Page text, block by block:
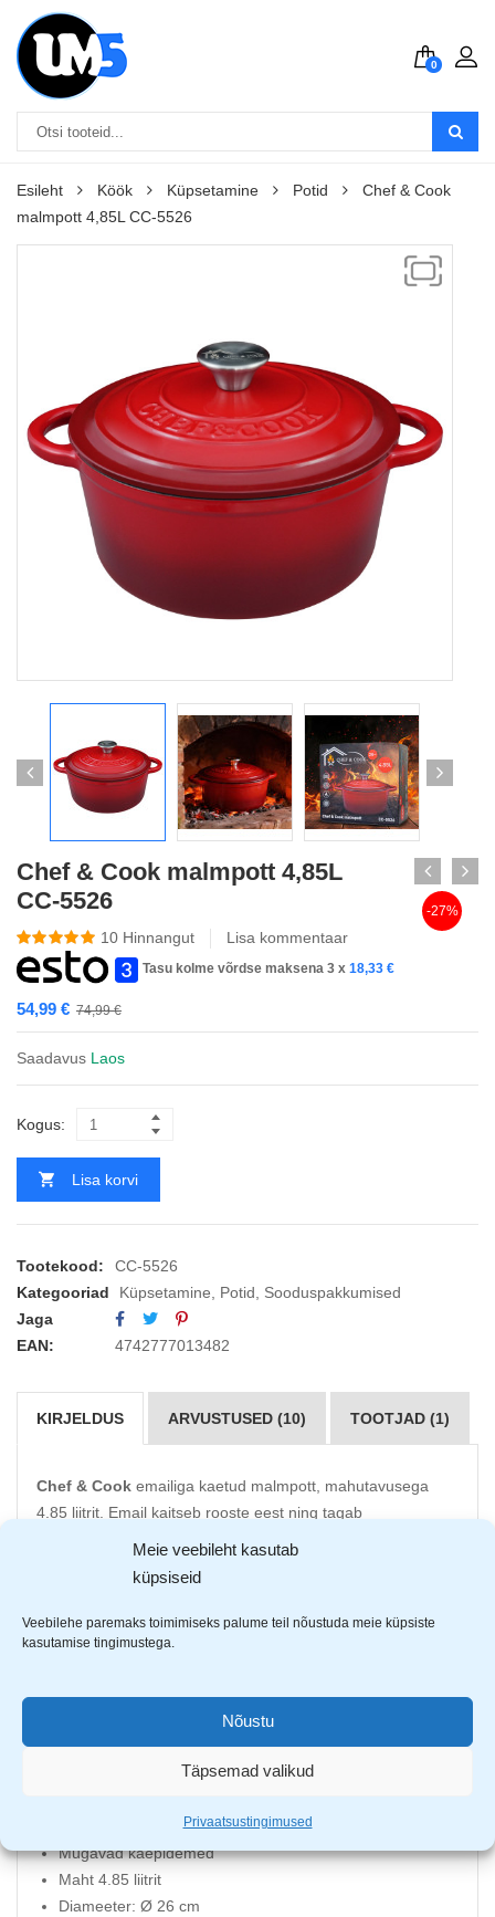
Meie veebileht kasutab
küpsiseid
Veebilehe paremaks toimimiseks palume teil nõustuda meie küpsiste
kasutamise tingimustega.
Nõustu
Täpsemad valikud
Privaatsustingimused
0
Esileht Köök Küpsetamine Potid
Chef & Cook
malmpott 4,85L CC-5526
Chef & Cook malmpott 4,85L
CC-5526
10 Hinnangut Lisa kommentaar
Tasu kolme võrdse maksena 3 x 18,33 €
74,99€
54,99 €
-27%
Saadavus Laos
Kogus:
Lisa korvi
Tootekood:
CC-5526
Kategooriad
Küpsetamine Potid
Sooduspakkumised
Jaga
EAN:
4742777013482
KIRJELDUS ARVUSTUSED (10) TOOTJAD (1)
Chef & Cook emailiga kaetud malmpott, mahutavusega
4.85 liitrit. Email kaitseb rooste eest ning tagab
potis uuesti ringlusesse – nii valmib mahlane toit. Malmpott
sobib kõikidele
pliiditüüpidele, sealhulgas elavale tulele kuni 400°C.
vahendeid, et säilitada emaili pikk eluiga.
Malmpott koosneb kolmest kihist: sisemine emailiga kaetud
kiht, keskmine vastupidav malmist kest ning emailiga kaetud
Valmistatud vastupidavast ja kvaliteetsest malmist
Mugavad käepidemed
Maht 4.85 liitrit
Diameeter: Ø 26 cm